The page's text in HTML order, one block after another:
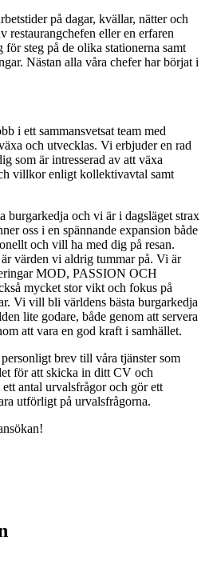
på dagar, kvällar, nätter och
restaurangchefen eller en erfaren
steg på de olika stationerna samt
Nästan alla våra chefer har börjat i
i ett sammansvetsat team med
och utvecklas. Vi erbjuder en rad
som är intresserad av att växa
villkor enligt kollektivavtal samt
burgarkedja och vi är i dagsläget strax
oss i en spännande expansion både
och vill ha med dig på resan.
värden vi aldrig tummar på. Vi är
MOD, PASSION OCH
mycket stor vikt och fokus på
Vi vill bli världens bästa burgarkedja
lite godare, både genom att servera
att vara en god kraft i samhället.
brev till våra tjänster som
för att skicka in ditt CV och
antal urvalsfrågor och gör ett
utförligt på urvalsfrågorna.